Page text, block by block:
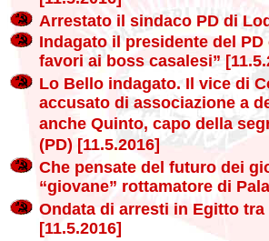
Arrestato il sindaco PD di
Indagato il presidente del
favori ai boss casalesi”
Lo Bello indagato. Il vice di
accusato di associazione a
anche Quinto, capo della
(PD) [11.5.2016]
Che pensate del futuro dei
“giovane” rottamatore di
Ondata di arresti in Egitto
[11.5.2016]